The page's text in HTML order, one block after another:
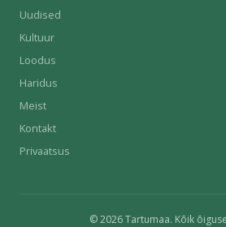
Uudised
Kultuur
Loodus
Haridus
Meist
Kontakt
Privaatsus
© 2026 Tartumaa. Kõik